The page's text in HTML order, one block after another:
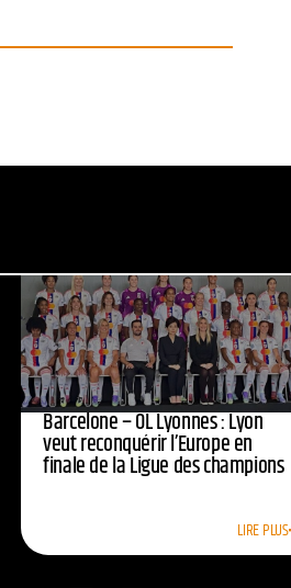
Barcelone – OL Lyonnes : Lyon
veut reconquérir l’Europe en
finale de la Ligue des champions
LIRE PLUS